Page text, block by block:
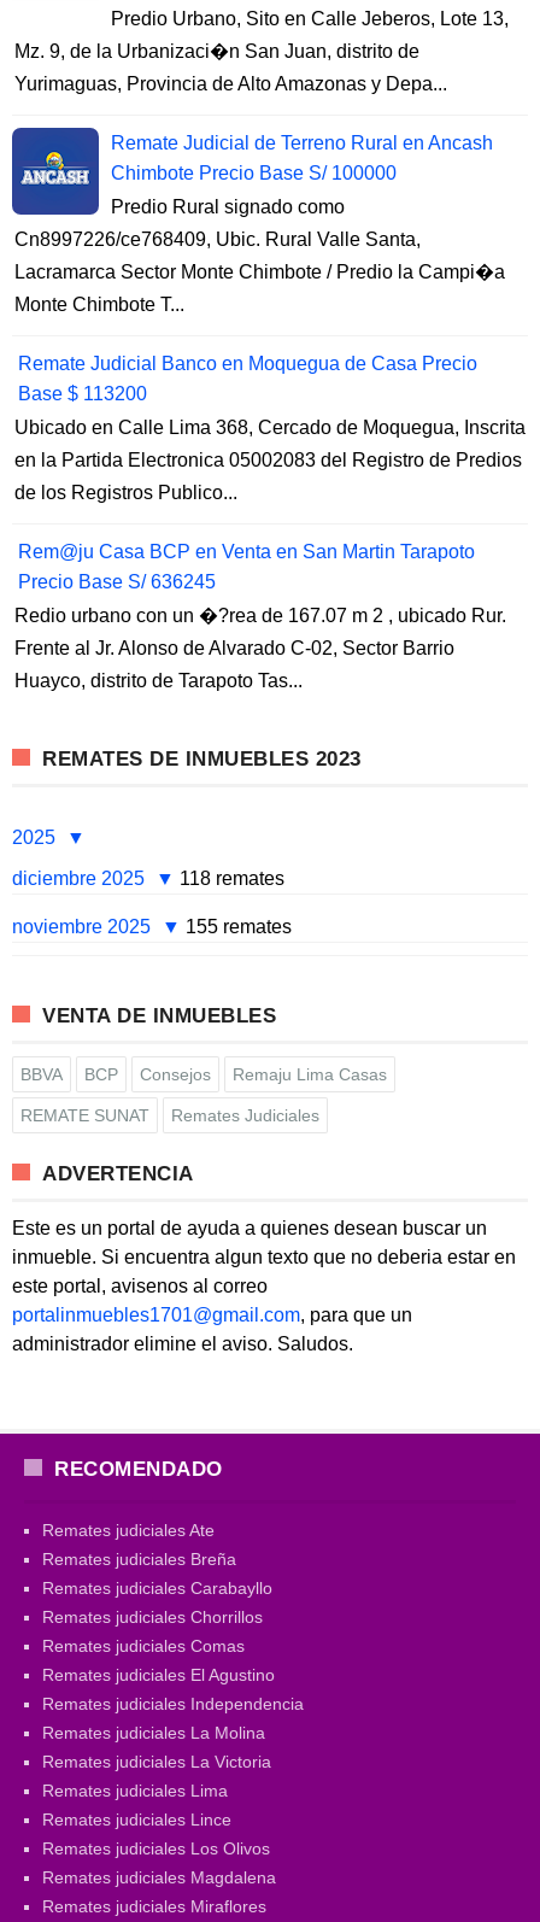
Predio Urbano, Sito en Calle Jeberos, Lote 13,
Mz. 9, de la Urbanizaci�n San Juan, distrito de
Yurimaguas, Provincia de Alto Amazonas y Depa...
Remate Judicial de Terreno Rural en Ancash
Chimbote Precio Base S/ 100000
Predio Rural signado como
Cn8997226/ce768409, Ubic. Rural Valle Santa,
Lacramarca Sector Monte Chimbote / Predio la Campi�a
Monte Chimbote T...
Remate Judicial Banco en Moquegua de Casa Precio
Base $ 113200
Ubicado en Calle Lima 368, Cercado de Moquegua, Inscrita
en la Partida Electronica 05002083 del Registro de Predios
de los Registros Publico...
Rem@ju Casa BCP en Venta en San Martin Tarapoto
Precio Base S/ 636245
Redio urbano con un �?rea de 167.07 m 2 , ubicado Rur.
Frente al Jr. Alonso de Alvarado C-02, Sector Barrio
Huayco, distrito de Tarapoto Tas...
REMATES DE INMUEBLES 2023
2025
diciembre 2025
118 remates
noviembre 2025 155 remates
VENTA DE INMUEBLES
BBVA BCP Consejos Remaju Lima Casas
REMATE SUNAT Remates Judiciales
ADVERTENCIA
Este es un portal de ayuda a quienes desean buscar un
inmueble. Si encuentra algun texto que no deberia estar en
este portal, avisenos al correo
portalinmuebles1701@gmail.com, para que un
administrador elimine el aviso. Saludos.
RECOMENDADO
Remates judiciales Ate
Remates judiciales Breña
Remates judiciales Carabayllo
Remates judiciales Chorrillos
Remates judiciales Comas
Remates judiciales El Agustino
Remates judiciales Independencia
Remates judiciales La Molina
Remates judiciales La Victoria
Remates judiciales Lima
Remates judiciales Lince
Remates judiciales Los Olivos
Remates judiciales Magdalena
Remates judiciales Miraflores